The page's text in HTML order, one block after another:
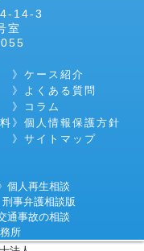
4-14-3
室
ケース紹介
よくある質問
コラム
個人情報保護方針
サイトマップ
個人再生相談
刑事弁護相談版
通事故の相談
所